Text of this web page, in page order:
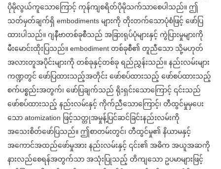
ပိုမိုလွယ်ကူသောကြောင့် ကုန်ကျစရိတ်ပိုမိုသက်သာစေပါသည်။ ဤ
သတ်မှတ်ချက်ရှိ embodiments များကို တိုးတက်သောပုံစံဖြင့် ဖော်ပြ
ထားပါသည်။ ဂျနီဗာတစ်ခုစီသည် အခြားရုပ်ပုံများနှင့် ကွဲပြားမှုများကို
မီးမောင်းထိုးပြသည်။ embodiment တစ်ခုစီ၏ တူညီသော သို့မဟုတ်
အလားတူအပိုင်းများကို တစ်ခုနှင့်တစ်ခု ရည်ညွှန်းသည်။ နည်းလမ်းများ
ကဏ္ဍတွင် ဖော်ပြထားသည့်အတိုင်း ဖော်စပ်ထားသည့် ဖော်စပ်ထားသည့်
စက်ပစ္စည်းအတွက်၊ ဖော်ပြချက်သည် ရိုးရှင်းသောကြောင့် ၎င်းသည်
ဖော်စပ်ထားသည့် နည်းလမ်းနှင့် ကိုက်ညီသောကြောင့်၊ တီထွင်မှုမှပေး
သော atomization ဖြင့်သတ္တုအမှုန့်ပြင်ဆင်ခြင်းနည်းလမ်းကို
အသေးစိတ်ဖော်ပြသည်။ ဤစာတမ်းတွင်၊ တီထွင်မှု၏ နိယာမနှင့်
အကောင်အထည်ဖော်မှုအား နည်းလမ်းနှင့် ၎င်း၏ အဓိက အယူအဆကို
နားလည်စေရန်အတွက်သာ အသုံးပြုသည့် တိကျသော ဥပမာများဖြင့်